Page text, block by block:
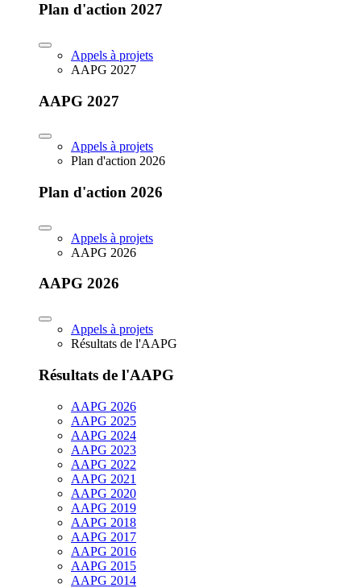
Plan d'action 2027
Appels à projets
AAPG 2027
AAPG 2027
Appels à projets
Plan d'action 2026
Plan d'action 2026
Appels à projets
AAPG 2026
AAPG 2026
Appels à projets
Résultats de l'AAPG
Résultats de l'AAPG
AAPG 2026
AAPG 2025
AAPG 2024
AAPG 2023
AAPG 2022
AAPG 2021
AAPG 2020
AAPG 2019
AAPG 2018
AAPG 2017
AAPG 2016
AAPG 2015
AAPG 2014